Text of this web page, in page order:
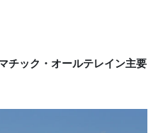
チック・オールテレイン主要